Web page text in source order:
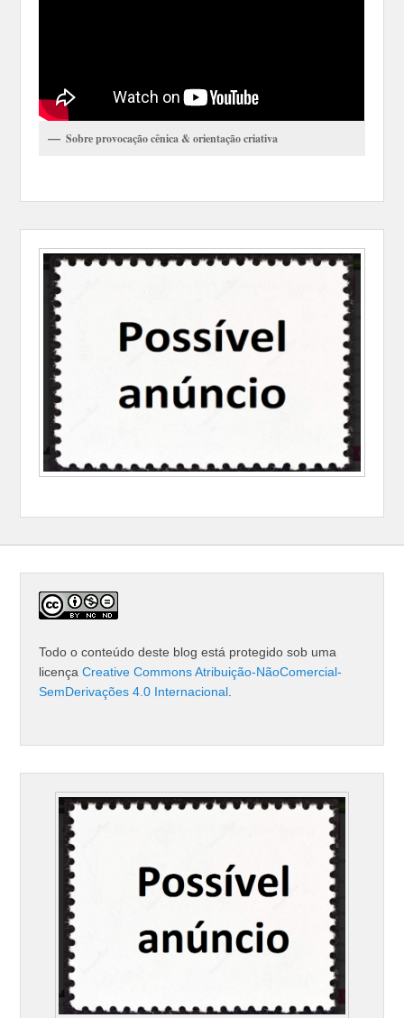
Sobre provocação cênica & orientação criativa
Todo o conteúdo deste blog está protegido sob uma
licençaCreative Commons Atribuição-NãoComercial-
SemDerivações 4.0 Internacional